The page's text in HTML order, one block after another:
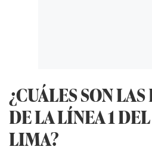
¿CUÁLES SON
DE LA LÍNEA 1
LIMA?